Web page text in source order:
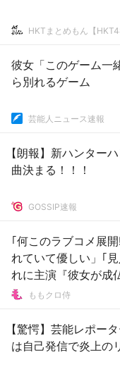
HKTまとめもん【
彼女「このゲーム一
ら別れるゲーム
芸能人ニュース速報
【朗報】新ハンター
曲決まる！！！
GOSSIP速報
｢何このラブコメ展
れていて優しい」｢
れに主演『彼女が成
話』実況まとめ！
ももクロ侍
【驚愕】芸能レポー
は自己発信で炎上の